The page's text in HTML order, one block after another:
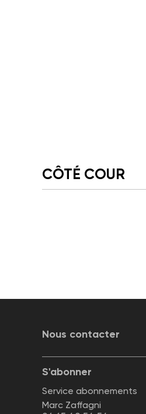
CÔTÉ COUR
Nous contacter
S'abonner
Service abonnements
Marc Zaffagni